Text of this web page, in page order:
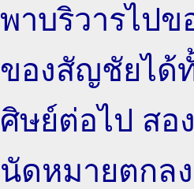
พาบริวารไป
ของสัญชัยได้
ศิษย์ต่อไป สอ
นัดหมายตกล